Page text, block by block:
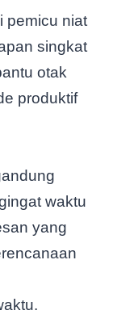
pemicu niat
singkat
otak
produktif
waktu
yang